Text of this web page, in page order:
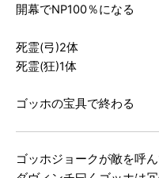
開幕でNP100％になる
死霊(弓)2体
死霊(狂)1体
ゴッホの宝具で終わる
ゴッホジョークが敵を呼